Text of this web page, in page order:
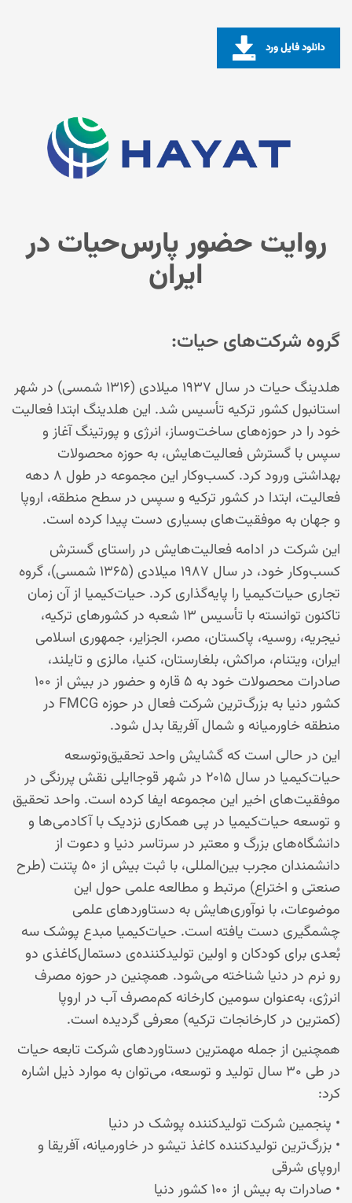
دانلود فایل ورد
روایت حضور پارس‌حیات در
ایران
گروه شرکت‌های حیات:
هلدینگ حیات در سال ۱۹۳۷ میلادی (۱۳۱۶ شمسی) در شهر
استانبول کشور ترکیه تأسیس شد. این هلدینگ ابتدا فعالیت
خود را در حوزه‌های ساخت‌وساز، انرژی و پورتینگ آغاز و
سپس با گسترش فعالیت‌هایش، به حوزه محصولات
بهداشتی ورود کرد. کسب‌وکار این مجموعه در طول ۸ دهه
فعالیت، ابتدا در کشور ترکیه و سپس در سطح منطقه، اروپا
و جهان به موفقیت‌های بسیاری دست پیدا کرده است.
این شرکت در ادامه فعالیت‌هایش در راستای گسترش
کسب‌وکار خود، در سال ۱۹۸۷ میلادی (۱۳۶۵ شمسی)، گروه
تجاری حیات‌کیمیا را پایه‌گذاری کرد. حیات‌کیمیا از آن زمان
تاکنون توانسته با تأسیس ۱۳ شعبه در کشور‌های ترکیه،
نیجریه، روسیه، پاکستان، مصر، الجزایر، جمهوری اسلامی
ایران، ویتنام، مراکش، بلغارستان، کنیا، مالزی و تایلند،
صادرات محصولات خود به ۵ قاره و حضور در بیش از ۱۰۰
کشور دنیا به بزرگ‌ترین شرکت فعال در حوزه FMCG در
منطقه خاورمیانه و شمال آفریقا بدل شود.
این در حالی است که گشایش واحد تحقیق‌و‌توسعه
حیات‌کیمیا در سال ۲۰۱۵ در شهر قوجاایلی نقش پررنگی در
موفقیت‌های اخیر این مجموعه ایفا کرده است. واحد تحقیق
و توسعه‌ حیات‌کیمیا در پی همکاری نزدیک با آکادمی‌ها و
دانشگاه‌های بزرگ و معتبر در سرتاسر دنیا و دعوت از
دانشمندان مجرب بین‌المللی، با ثبت بیش از ۵۰ پتنت (طرح
صنعتی و اختراع) مرتبط و مطالعه علمی حول این
موضوعات، با نوآوری‌هایش به دستاوردهای علمی
چشمگیری دست‌ یافته است. حیات‌کیمیا مبدع پوشک سه‌
بُعدی برای کودکان و اولین تولیدکننده‌ی دستمال‌کاغذی دو
رو نرم در دنیا شناخته می‌شود. همچنین در حوزه مصرف
انرژی، به‌عنوان سومین کارخانه کم‌مصرف آب در اروپا
(کمترین در کارخانجات ترکیه) معرفی گردیده است.
همچنین از جمله مهمترین دستاوردهای شرکت تابعه حیات‌
در طی ۳۰ سال تولید و توسعه، می‌توان به موارد ذیل اشاره
کرد:
• پنجمین شرکت تولیدکننده پوشک در دنیا
• بزرگ‌ترین تولیدکننده کاغذ تیشو در خاورمیانه، آفریقا و
اروپای شرقی
• صادرات به بیش از ۱۰۰ کشور دنیا